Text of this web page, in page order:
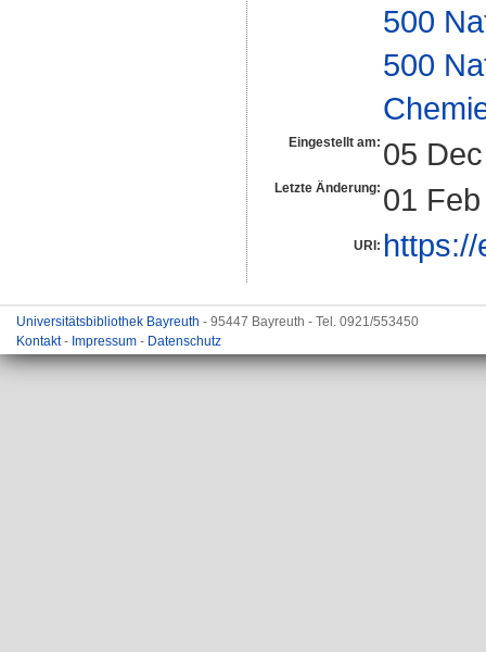
500
500
Eingestellt am: 05
Letzte Änderung: 01
URI:
Universitätsbibliothek Bayreuth - 95447 Bayreuth - Tel. 0921/553450
Kontakt- Impressum - Datenschutz